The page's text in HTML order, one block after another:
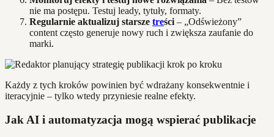
nie ma postępu. Testuj leady, tytuły, formaty.
Regularnie aktualizuj starsze treści – „Odświeżony”
content często generuje nowy ruch i zwiększa zaufanie do
marki.
Każdy z tych kroków powinien być wdrażany konsekwentnie i
iteracyjnie – tylko wtedy przyniesie realne efekty.
Jak AI i automatyzacja mogą wspierać publikacje